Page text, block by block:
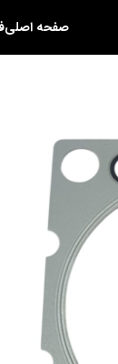
صفحه اصلی